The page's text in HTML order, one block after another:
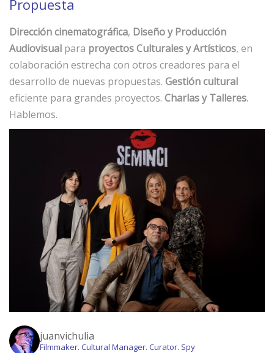
Propuesta
Dirección cinematográfica, Diseño y Producción
Audiovisual para proyectos Culturales y Artísticos, en
colaboración estrecha con otros creadores para el
desarrollo de nuevas propuestas. Gestión cultural
eficiente para grandes proyectos. Charlas y Talleres.
Hablemos.
juanvichulia
Filmmaker. Cultural Manager. Curator. Spy